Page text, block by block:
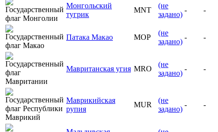
Монгольский
тугрик
MNT
(не
задано)
- -
Патака Макао MOP
(не
задано)
- -
Мавританская угия MRO
(не
задано)
- -
Маврикийская
рупия
MUR
(не
задано)
- -